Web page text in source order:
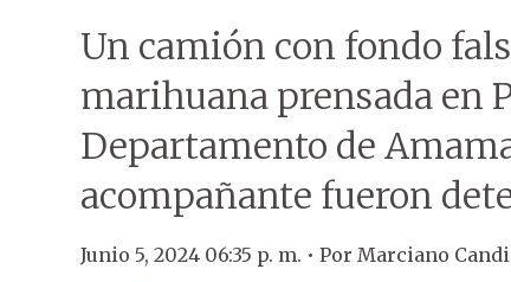
Un camión con fondo
marihuana prensada en
Departamento de
acompañante fueron
Junio 5, 2024 06:35 p. m. • Por Marciano